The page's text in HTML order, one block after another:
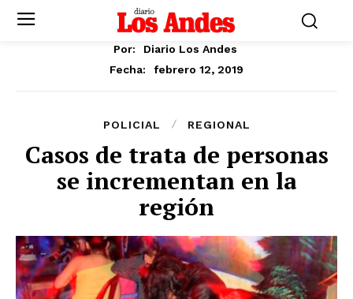
Por:
Diario Los Andes
Fecha:
febrero 12, 2019
POLICIAL REGIONAL
Casos de trata de personas
se incrementan en la
región